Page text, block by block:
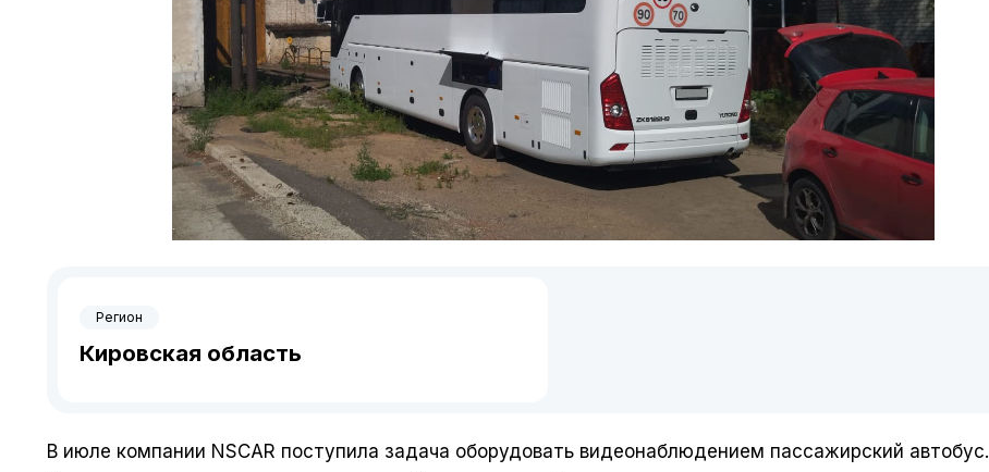
Регион
Кировская область
В июле компании NSCAR поступила задача оборудовать видеонаблюдением пассажирский автобус.